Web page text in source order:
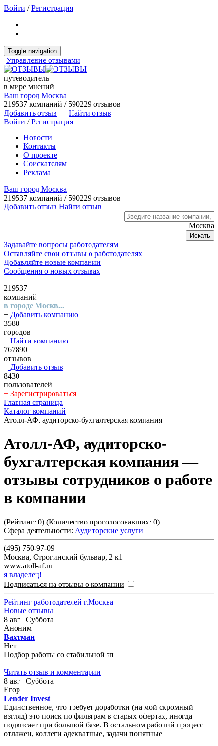
Войти /Регистрация
Toggle navigation
Управление отзывами
путеводитель
в мире мнений
Ваш город Москва
219537 компаний / 590229 отзывов
Добавить отзыв
Найти отзыв
Войти /Регистрация
Новости
Контакты
О проекте
Соискателям
Реклама
Ваш город Москва
219537 компаний / 590229 отзывов
Добавить отзыв Найти отзыв
Москва
Искать
Задавайте вопросы работодателям
Оставляйте свои отзывы о работодателях
Добавляйте новые компании
Сообщения о новых отзывах
219537
компаний
в городе Москв...
+ Добавить компанию
3588
городов
+ Найти компанию
767890
отзывов
+ Добавить отзыв
8430
пользователей
+ Зарегистрироваться
Главная страница
Каталог компаний
Атолл-АФ, аудиторско-бухгалтерская компания
Атолл-АФ, аудиторско-
бухгалтерская компания—
отзывы сотрудников о работе
в компании
(Рейтинг: 0) (Количество проголосовавших: 0)
Сфера деятельности: Аудиторские услуги
(495) 750-97-09
Москва, Строгинский бульвар, 2 к1
www.atoll-af.ru
я владелец!
Подписаться на отзывы о компании
Рейтинг работодателей г.Москва
Новые отзывы
8 авг | Суббота
Аноним
Вахтман
Нет
Подбор работы со стабильной зп
Читать отзыв и комментарии
8 авг | Суббота
Егор
Lender Invest
Единственное, что требует доработки (на мой скромный
взгляд) это поиск по фильтрам в старых офертах, иногда
подвисает при большой базе. В остальном рабочий процесс
отлажен, коллеги адекватные, задачи понятные.